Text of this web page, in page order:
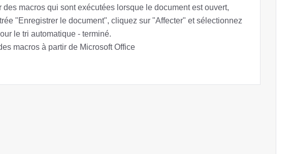
macros qui sont exécutées lorsque le document est ouvert,
"Enregistrer le document", cliquez sur "Affecter" et sélectionnez
le tri automatique - terminé.
macros à partir de Microsoft Office